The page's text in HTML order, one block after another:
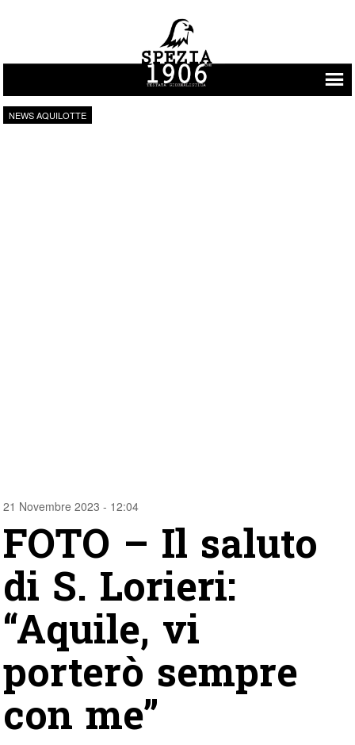
Vai al contenuto
NEWS AQUILOTTE
21 Novembre 2023 - 12:04
FOTO – Il saluto
di S. Lorieri:
“Aquile, vi
porterò sempre
con me”